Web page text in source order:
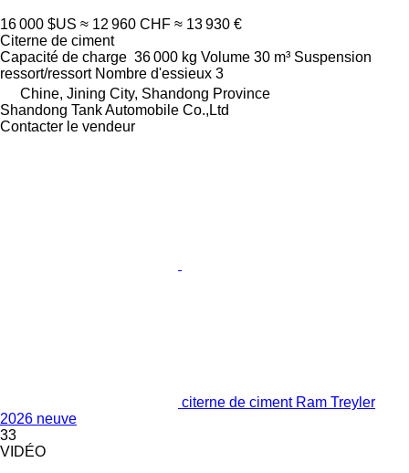
16 000 $US ≈ 12 960 CHF ≈ 13 930 €
Citerne de ciment
Capacité de charge 36 000 kg Volume 30 m³ Suspension
ressort/ressort Nombre d'essieux 3
Chine, Jining City, Shandong Province
Shandong Tank Automobile Co.,Ltd
Contacter le vendeur
citerne de ciment Ram Treyler
2026 neuve
33
VIDÉO